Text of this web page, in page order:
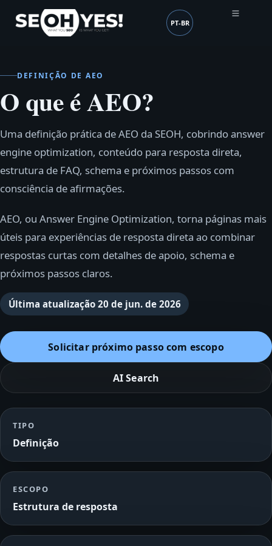
SEOH Idioma (mobile
PT-BR
DEFINIÇÃO DE AEO
O que é AEO?
Uma definição prática de AEO da SEOH, cobrindo answer
engine optimization, conteúdo para resposta direta,
estrutura de FAQ, schema e próximos passos com
consciência de afirmações.
AEO, ou Answer Engine Optimization, torna páginas mais
úteis para experiências de resposta direta ao combinar
respostas curtas com detalhes de apoio, schema e
próximos passos claros.
Última atualização 20 de jun. de 2026
Solicitar próximo passo com escopo
AI Search
TIPO
Definição
ESCOPO
Estrutura de resposta